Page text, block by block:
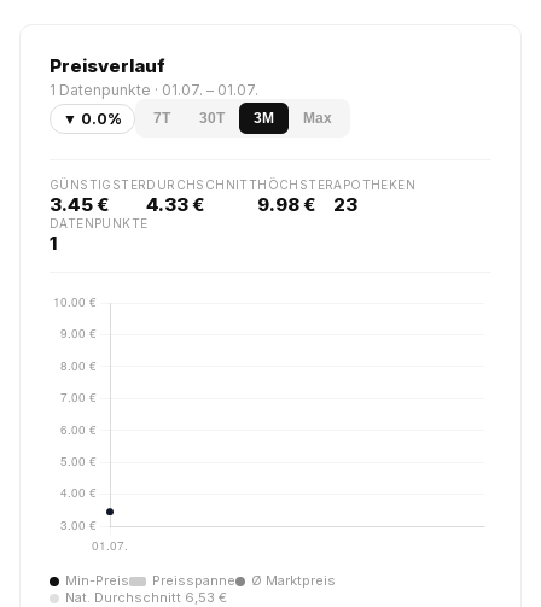
Preisverlauf
1 Datenpunkte · 01.07. – 01.07.
▼ 0.0%
7T 30T 3M Max
GÜNSTIGSTER
3.45 €
DURCHSCHNITT
4.33 €
HÖCHSTER
9.98 €
APOTHEKEN
23
DATENPUNKTE
1
Min-Preis Preisspanne
Ø Marktpreis
Nat. Durchschnitt 6,53 €